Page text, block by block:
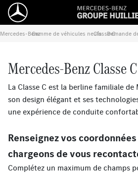
Mercedes-Benz
›
Gamme de véhicules neufs
›
Classe C
›
Demande
Mercedes-Benz Classe C
La Classe C est la berline familiale de
son design élégant et ses
une expérience de conduite
Renseignez vos
chargeons de vous
Complétez un maximum de champs